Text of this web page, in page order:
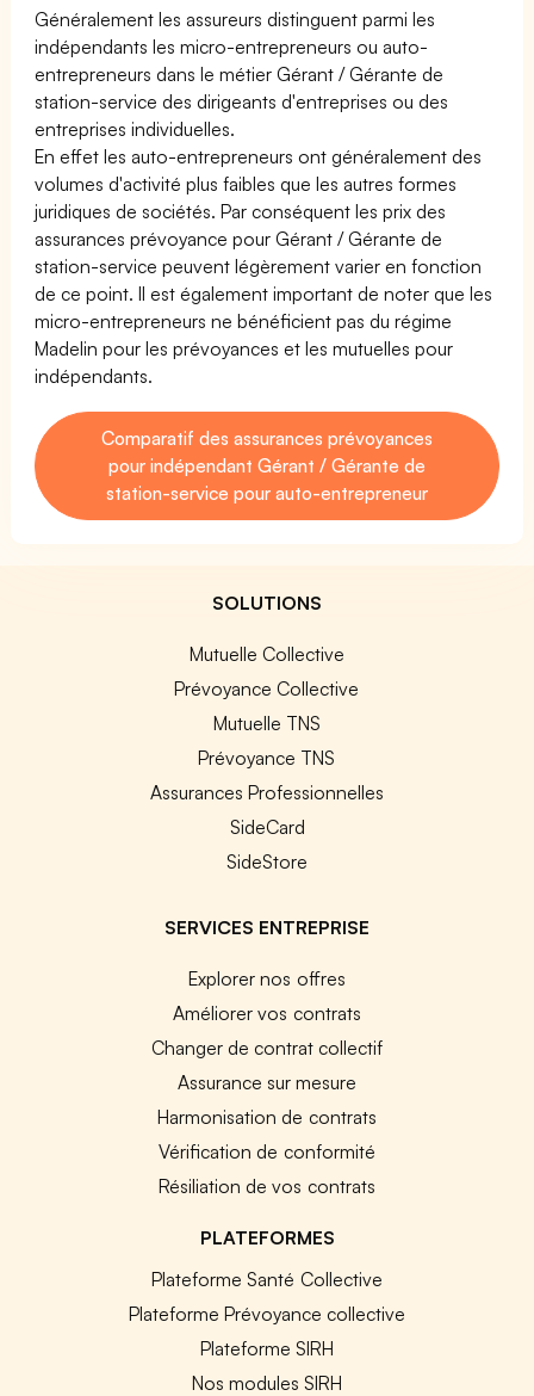
Généralement les assureurs distinguent parmi les
indépendants les micro-entrepreneurs ou auto-
entrepreneurs dans le métier Gérant / Gérante de
station-service des dirigeants d'entreprises ou des
entreprises individuelles.
En effet les auto-entrepreneurs ont généralement des
volumes d'activité plus faibles que les autres formes
juridiques de sociétés. Par conséquent les prix des
assurances prévoyance pour Gérant / Gérante de
station-service peuvent légèrement varier en fonction
de ce point. Il est également important de noter que les
micro-entrepreneurs ne bénéficient pas du régime
Madelin pour les prévoyances et les mutuelles pour
indépendants.
Comparatif des assurances prévoyances
pour indépendant Gérant / Gérante de
station-service pour auto-entrepreneur
SOLUTIONS
Mutuelle Collective
Prévoyance Collective
Mutuelle TNS
Prévoyance TNS
Assurances Professionnelles
SideCard
SideStore
SERVICES ENTREPRISE
Explorer nos offres
Améliorer vos contrats
Changer de contrat collectif
Assurance sur mesure
Harmonisation de contrats
Vérification de conformité
Résiliation de vos contrats
PLATEFORMES
Plateforme Santé Collective
Plateforme Prévoyance collective
Plateforme SIRH
Nos modules SIRH